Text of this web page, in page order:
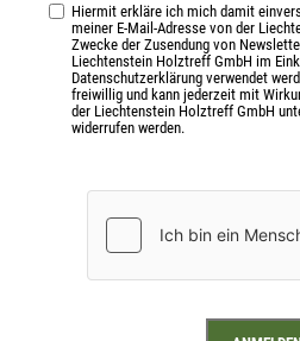
von Teak, Eukalyptus und anderen
Hiermit erkläre ich mich damit
meiner E-Mail-Adresse von der
Zwecke der Zusendung von
Liechtenstein Holztreff GmbH im
Datenschutzerklärung verwendet
freiwillig und kann jederzeit mit
der Liechtenstein Holztreff GmbH
widerrufen werden.